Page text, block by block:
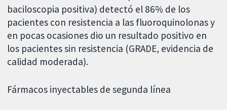
baciloscopia positiva) detectó el 86% de los
pacientes con resistencia a las fluoroquinolonas y
en pocas ocasiones dio un resultado positivo en
los pacientes sin resistencia (GRADE, evidencia de
calidad moderada).
Fármacos inyectables de segunda línea